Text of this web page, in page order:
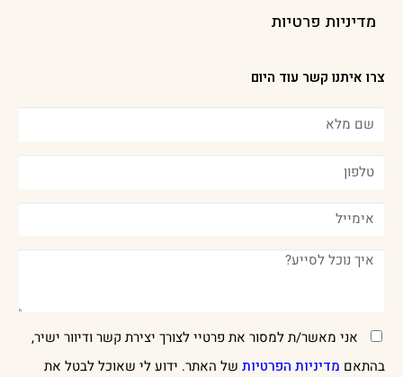
מדיניות פרטיות
צרו איתנו קשר עוד היום
אני מאשר/ת למסור את פרטיי לצורך יצירת קשר ודיוור ישיר,
בהתאם מדיניות הפרטיות של האתר. ידוע לי שאוכל לבטל את